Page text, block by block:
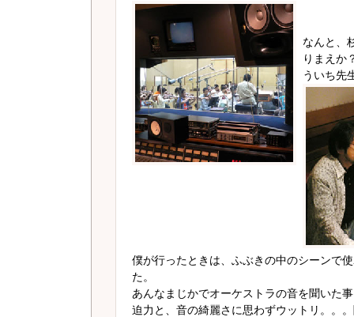
なんと、
りまえか
ういち先
僕が行ったときは、ふぶきの中のシーンで
た。
あんなまじかでオーケストラの音を聞いた
迫力と、音の綺麗さに思わずウットリ。。